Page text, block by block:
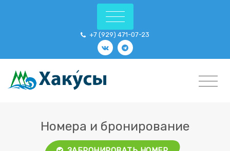
+7 (929) 471-07-23
Номера и бронирование